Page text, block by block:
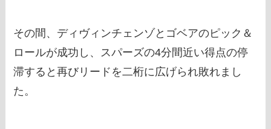
その間、ディヴィンチェンゾとゴベアのピック＆
ロールが成功し、スパーズの4分間近い得点の停
滞すると再びリードを二桁に広げられ敗れまし
た。